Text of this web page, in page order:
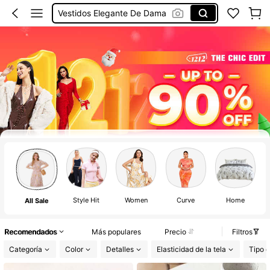
Vestidos Elegante De Dama
All Sale Style Hit Women Curve Home
Recomendados Más populares Precio
Filtros
Categoría
Color Detalles Elasticidad de la tela Tipo